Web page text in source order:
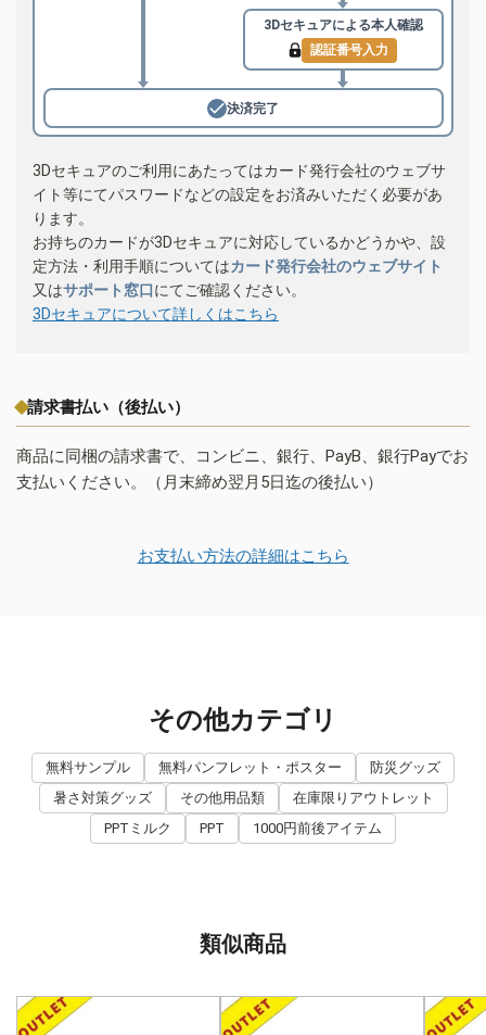
3Dセキュアによる本人確認
認証番号入力
決済完了
3Dセキュアのご利用にあたってはカード発行会社のウェブサ
イト等にてパスワードなどの設定をお済みいただく必要があ
ります。
お持ちのカードが3Dセキュアに対応しているかどうかや、設
定方法・利用手順についてはカード発行会社のウェブサイト
又はサポート窓口にてご確認ください。
3Dセキュアについて詳しくはこちら
請求書払い（後払い）
商品に同梱の請求書で、コンビニ、銀行、PayB、銀行Payでお
支払いください。（月末締め翌月5日迄の後払い）
お支払い方法の詳細はこちら
その他カテゴリ
無料サンプル 無料パンフレット・ポスター
防災グッズ
暑さ対策グッズ
その他用品類
在庫限りアウトレット
PPTミルク
PPT 1000円前後アイテム
類似商品